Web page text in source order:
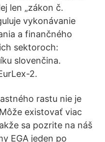
len „zákon č.
vykonávanie
a finančného
sektoroch:
slovenčina.
2.
rastu nie je
existovať viac
sa pozrite na náš
EGA jeden po